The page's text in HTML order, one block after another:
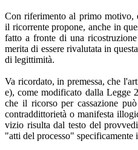
Con riferimento al primo motivo,
il ricorrente propone, anche in
fatto a fronte di una
merita di essere rivalutata in
di legittimità.
Va ricordato, in premessa, che
e), come modificato dalla Legge
che il ricorso per cassazione
contraddittorietà o manifesta
vizio risulta dal testo del
"atti del processo"